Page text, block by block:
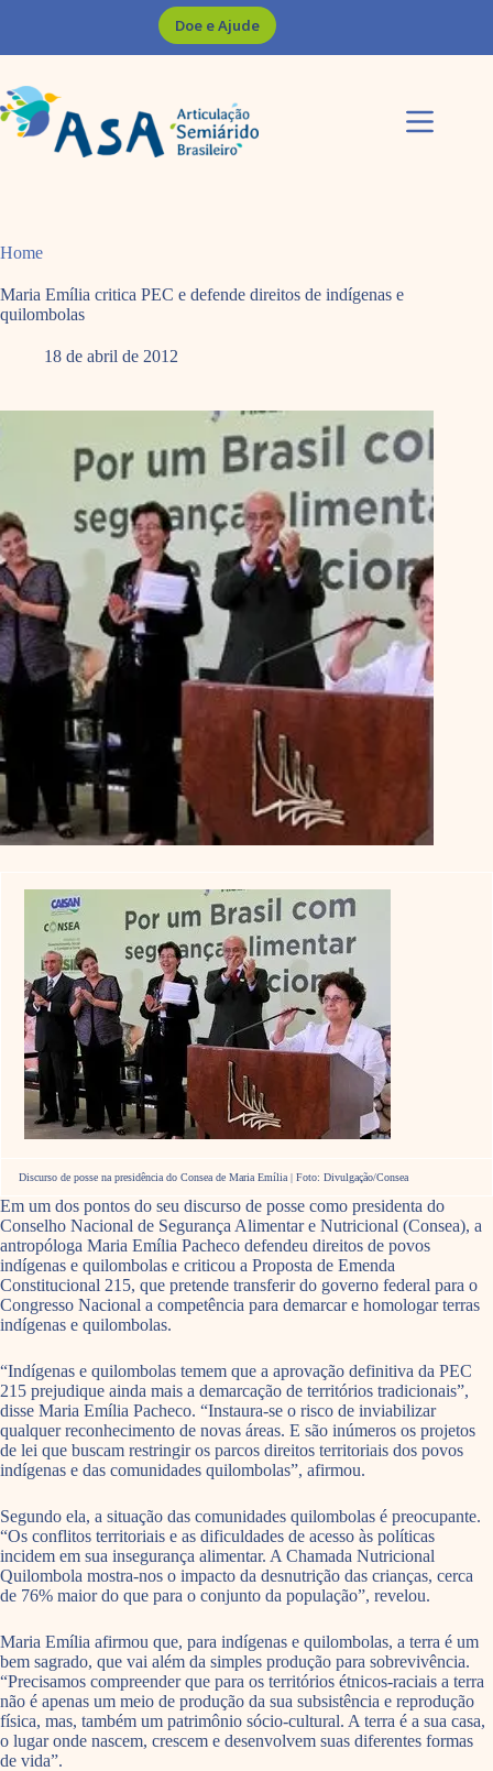
Doe e Ajude
Home
Maria Emília critica PEC e defende direitos de indígenas e
quilombolas
18 de abril de 2012
Discurso de posse na presidência do Consea de Maria Emília | Foto: Divulgação/Consea
Em um dos pontos do seu discurso de posse como presidenta do
Conselho Nacional de Segurança Alimentar e Nutricional (Consea), a
antropóloga Maria Emília Pacheco defendeu direitos de povos
indígenas e quilombolas e criticou a Proposta de Emenda
Constitucional 215, que pretende transferir do governo federal para o
Congresso Nacional a competência para demarcar e homologar terras
indígenas e quilombolas.
“Indígenas e quilombolas temem que a aprovação definitiva da PEC
215 prejudique ainda mais a demarcação de territórios tradicionais”,
disse Maria Emília Pacheco. “Instaura-se o risco de inviabilizar
qualquer reconhecimento de novas áreas. E são inúmeros os projetos
de lei que buscam restringir os parcos direitos territoriais dos povos
indígenas e das comunidades quilombolas”, afirmou.
Segundo ela, a situação das comunidades quilombolas é preocupante.
“Os conflitos territoriais e as dificuldades de acesso às políticas
incidem em sua insegurança alimentar. A Chamada Nutricional
Quilombola mostra-nos o impacto da desnutrição das crianças, cerca
de 76% maior do que para o conjunto da população”, revelou.
Maria Emília afirmou que, para indígenas e quilombolas, a terra é um
bem sagrado, que vai além da simples produção para sobrevivência.
“Precisamos compreender que para os territórios étnicos-raciais a terra
não é apenas um meio de produção da sua subsistência e reprodução
física, mas, também um patrimônio sócio-cultural. A terra é a sua casa,
o lugar onde nascem, crescem e desenvolvem suas diferentes formas
de vida”.